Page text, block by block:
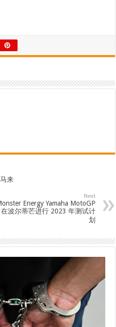
来
Next
Energy Yamaha MotoGP
在波尔蒂芒进行 2023 年测试计
划